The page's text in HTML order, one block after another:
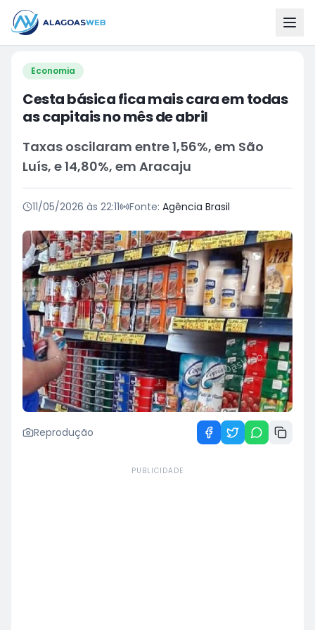
Economia
Cesta básica fica mais cara em todas
as capitais no mês de abril
Taxas oscilaram entre 1,56%, em São
Luís, e 14,80%, em Aracaju
11/05/2026 às 22:11 Fonte: Agência Brasil
Reprodução
PUBLICIDADE